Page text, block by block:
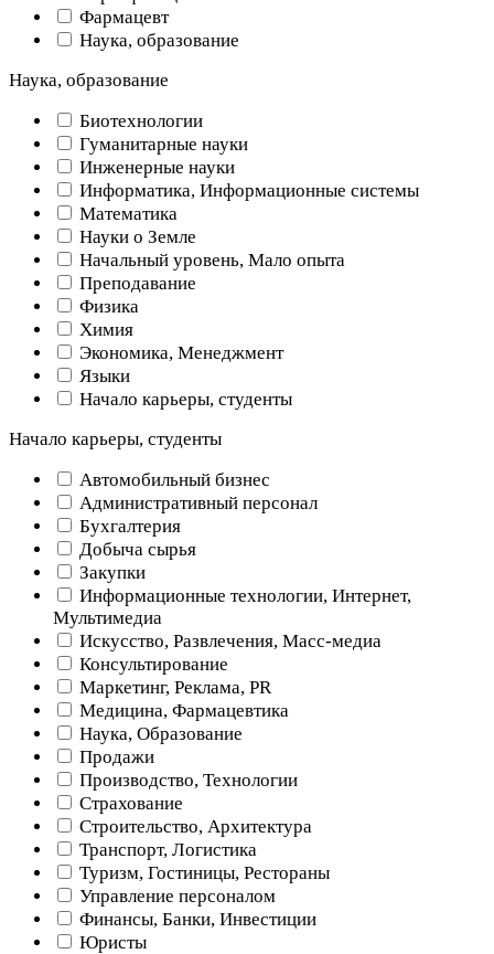
Фармацевт
Наука, образование
Наука, образование
Биотехнологии
Гуманитарные науки
Инженерные науки
Информатика, Информационные системы
Математика
Науки о Земле
Начальный уровень, Мало опыта
Преподавание
Физика
Химия
Экономика, Менеджмент
Языки
Начало карьеры, студенты
Начало карьеры, студенты
Автомобильный бизнес
Административный персонал
Бухгалтерия
Добыча сырья
Закупки
Информационные технологии, Интернет,
Мультимедиа
Искусство, Развлечения, Масс-медиа
Консультирование
Маркетинг, Реклама, PR
Медицина, Фармацевтика
Наука, Образование
Продажи
Производство, Технологии
Страхование
Строительство, Архитектура
Транспорт, Логистика
Туризм, Гостиницы, Рестораны
Управление персоналом
Финансы, Банки, Инвестиции
Юристы